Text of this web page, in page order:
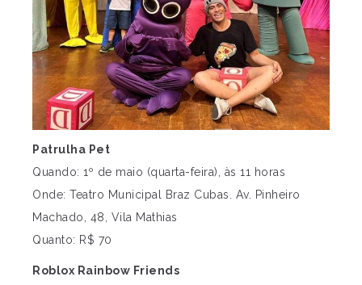
Patrulha Pet
Quando: 1º de maio (quarta-feira), às 11 horas
Onde: Teatro Municipal Braz Cubas. Av. Pinheiro
Machado, 48, Vila Mathias
Quanto: R$ 70
Roblox Rainbow Friends